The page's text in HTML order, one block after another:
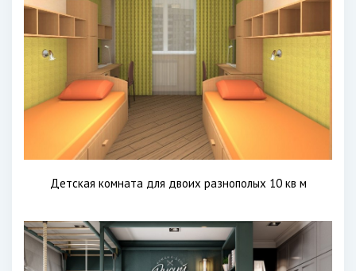
Детская комната для двоих разнополых 10 кв м